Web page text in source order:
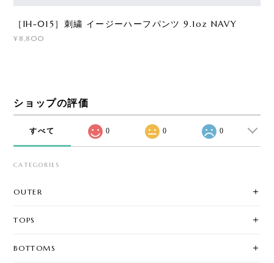
［IH-015］刺繍 イージーハーフパンツ 9.1oz NAVY
¥8,800
ショップの評価
すべて 0 0 0
CATEGORIES
OUTER
TOPS
BOTTOMS